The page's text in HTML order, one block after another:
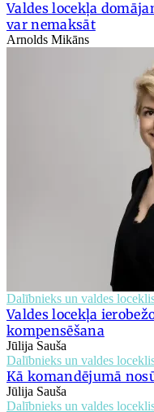
Valdes locekļa
var nemaksāt
Arnolds Mikāns
Dalībnieks un valdes
Valdes locekļa
kompensēšana
Jūlija Sauša
Dalībnieks un valdes
Kā komandējumā
Jūlija Sauša
Dalībnieks un valdes